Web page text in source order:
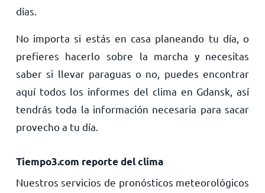
días.
No importa si estás en casa planeando tu día, o
prefieres hacerlo sobre la marcha y necesitas
saber si llevar paraguas o no, puedes encontrar
aquí todos los informes del clima en Gdansk, así
tendrás toda la información necesaria para sacar
provecho a tu día.
Tiempo3.com reporte del clima
Nuestros servicios de pronósticos meteorológicos